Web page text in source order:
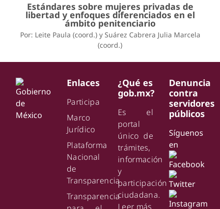
Estándares sobre mujeres privadas de
libertad y enfoques diferenciados en el
ámbito penitenciario
Por: Leite Paula (coord.) y Suárez Cabrera Julia Marcela
(coord.)
Enlaces
Participa
Marco
Jurídico
Plataforma
Nacional
de
Transparencia
Transparencia
¿Qué es
gob.mx?
Es el
portal
único de
trámites,
información
y
participación
ciudadana.
Leer más
Denuncia
contra
servidores
públicos
Síguenos
en